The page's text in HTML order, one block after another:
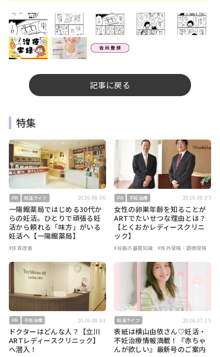
記事に戻る
特集
PR 妊活ライフ 2026.08.06
一陽館薬局ではじめる30代か
らの妊活。ひとりで頑張る妊
活から頼れる「味方」がいる
妊活へ【一陽館薬局】
#体質改善
PR 不妊治療 2026.08.03
女性の卵巣年齢を知ることが
ARTでたいせつな理由とは？
【とくおかレディースクリニ
ック】
#妊娠の基礎知識 #体外受精・顕微授精
PR 不妊治療 2026.08.03
ドクターはどんな人？【立川
ARTレディースクリニック】
へ潜入！
妊活ライフ 2026.07.15
表紙は横山由依さん♡妊活・
不妊治療情報満載！『赤ちゃ
んが欲しい』最新号のご案内